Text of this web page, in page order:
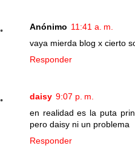
Anónimo 11:41 a. m.
vaya mierda blog x cierto
Responder
daisy 9:07 p. m.
en realidad es la puta
pero daisy ni un problema
Responder